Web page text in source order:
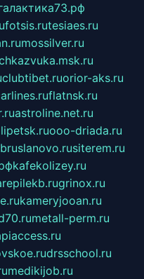
fotsis.rutesiaes.ru
mossilver.ru
clubtibet.ruorior-aks.ru
flatnsk.ru
astroline.net.ru
ooo-driada.ru
bruslanovo.rusiterem.ru
kafekolizey.ru
grinox.ru
kameryjooan.ru
metall-perm.ru
drsschool.ru
medikijob.ru